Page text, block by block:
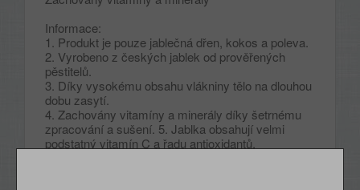
Informace:
1. Produkt je pouze jablečná dřen, kokos a poleva.
2. Vyrobeno z českých jablek od prověřených
pěstitelů.
3. Díky vysokému obsahu vlákniny tělo na dlouhou
dobu zasytí.
4. Zachovány vitamíny a minerály díky šetrnému
zpracování a sušení. 5. Jablka obsahují velmi
podstatný vitamín C a řadu antioxidantů.